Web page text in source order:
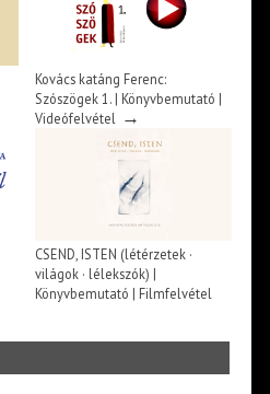
Kovács katáng Ferenc:
Szószögek 1. | Könyvbemutató |
Videófelvétel→
CSEND, ISTEN (létérzetek ·
világok · lélekszók) |
Könyvbemutató | Filmfelvétel